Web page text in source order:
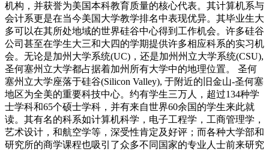
机构，并获誉为美国本科教育质量的核心代表。其计算机系与
会计系更是在当今美国大学教学排名中表现优异。其毕业生大
多可以在其所处地域的世界硅谷中心得到工作机会。许多硅谷
公司甚至在学生大三和大四的学期提供许多相应科系的实习机
会。无论是加州大学系统(UC)，还是加州州立大学系统(CSU),
圣何塞州立大学都占据着加州所有大学中的地理位置。 圣何
塞州立大学座落于硅谷(Silicon Valley), 于附近的旧金山-圣何塞
地区为全美的重要科技中心。约有学生三万人，超过134种学
士学科和65个硕士学科，并有来自世界60余国的学生来此就
读。其有名的科系如计算机科学，电子工程学，工商管理学，
艺术设计，和航空学等，深受性肯定及好评；而各种大学部和
研究所的商学课程也吸引了众多不同国家的专业人士前来研究